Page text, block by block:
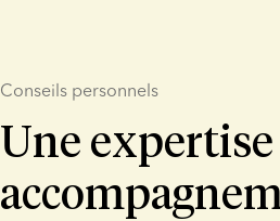
Conseils personnels
Une